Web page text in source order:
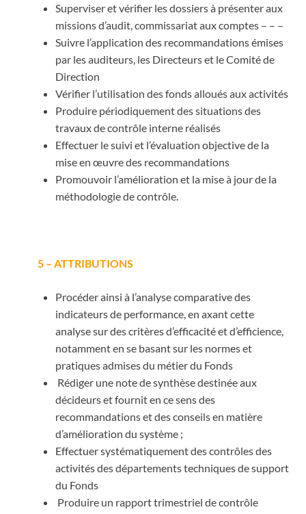
Superviser et vérifier les dossiers à présenter aux
missions d’audit, commissariat aux comptes – – –
Suivre l’application des recommandations émises
par les auditeurs, les Directeurs et le Comité de
Direction
Vérifier l’utilisation des fonds alloués aux activités
Produire périodiquement des situations des
travaux de contrôle interne réalisés
Effectuer le suivi et l’évaluation objective de la
mise en œuvre des recommandations
Promouvoir l’amélioration et la mise à jour de la
méthodologie de contrôle.
5 – ATTRIBUTIONS
Procéder ainsi à l’analyse comparative des
indicateurs de performance, en axant cette
analyse sur des critères d’efficacité et d’efficience,
notamment en se basant sur les normes et
pratiques admises du métier du Fonds
Rédiger une note de synthèse destinée aux
décideurs et fournit en ce sens des
recommandations et des conseils en matière
d’amélioration du système ;
Effectuer systématiquement des contrôles des
activités des départements techniques de support
du Fonds
Produire un rapport trimestriel de contrôle